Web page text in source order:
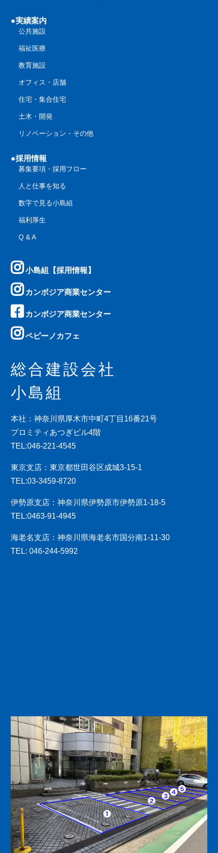
●実績案内
公共施設
福祉医療
教育施設
オフィス・店舗
住宅・集合住宅
土木・開発
リノベーション・その他
●採用情報
募集要項・採用フロー
人と仕事を知る
数字で見る小島組
福利厚生
Q & A
小島組【採用情報】
カンボジア商業センター
カンボジア商業センター
ペピーノカフェ
総合建設会社
小島組
本社：神奈川県厚木市中町4丁目16番21号
プロミティあつぎビル4階
TEL:046-221-4545
東京支店：東京都世田谷区成城3-15-1
TEL:03-3459-8720
伊勢原支店：神奈川県伊勢原市伊勢原1-18-5
TEL:0463-91-4945
海老名支店：神奈川県海老名市国分南1-11-30
TEL: 046-244-5992